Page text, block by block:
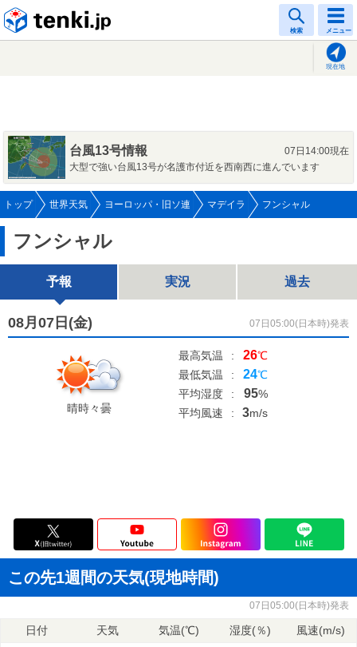
検索 メニュー
現在地
台風13号情報
07日14:00現在
大型で強い台風13号が名護市付近を西南西に進んでいます
トップ 世界天気 ヨーロッパ・旧ソ連 マデイラ フンシャル
フンシャル
予報 実況 過去
08月07日(金) 07日05:00(日本時)発表
晴時々曇
最高気温 : 26℃
最低気温
: 24℃
平均湿度
: 95%
平均風速
: 3m/s
この先1週間の天気(現地時間)
07日05:00(日本時)発表
日付 天気 気温(℃) 湿度(％) 風速(m/s)